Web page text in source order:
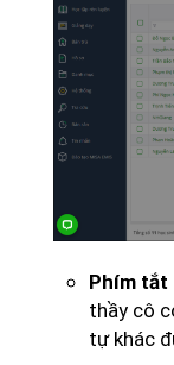
Phím tắt
thầy cô
tự khác